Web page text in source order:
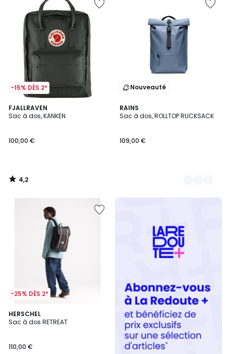
-15% DÈS 2*
FJALLRAVEN
Sac à dos, KANKEN
100,00 €
4,2
/ 5
4,2
/
Nouveauté
RAINS
Sac à dos, ROLLTOP RUCKSACK
109,00 €
3
Couleurs
-25% DÈS 2*
HERSCHEL
Sac à dos RETREAT
110,00 €
4,5
/ 5
3
Couleurs